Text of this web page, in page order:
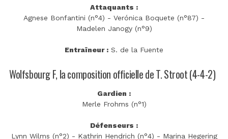
Attaquants :
Agnese Bonfantini (n°4) - Verónica Boquete (n°87) -
Madelen Janogy (n°9)
Entraîneur : S. de la Fuente
Wolfsbourg F, la composition officielle de T. Stroot (4-4-2)
Gardien :
Merle Frohms (n°1)
Défenseurs :
Lynn Wilms (n°2) - Kathrin Hendrich (n°4) - Marina Hegering